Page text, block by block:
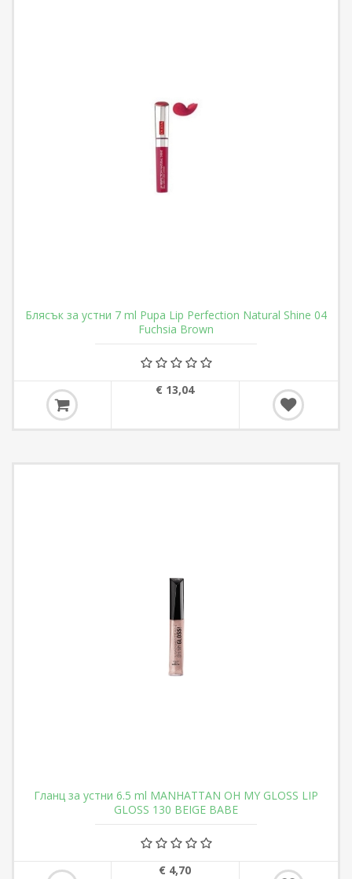
Блясък за устни 7 ml Pupa Lip Perfection Natural Shine 04
Fuchsia Brown
€ 13,04
Гланц за устни 6.5 ml MANHATTAN OH MY GLOSS LIP
GLOSS 130 BEIGE BABE
€ 4,70